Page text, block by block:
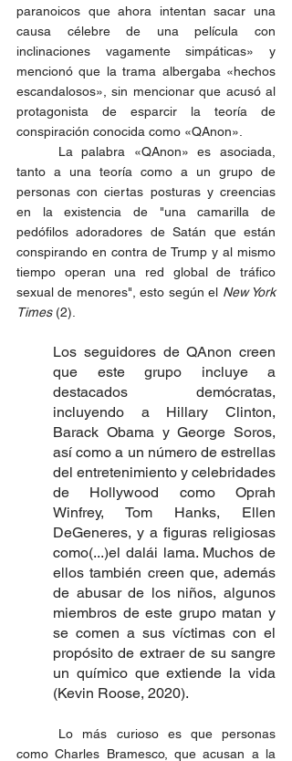
paranoicos que ahora intentan sacar una
causa célebre de una película con
inclinaciones vagamente simpáticas» y
mencionó que la trama albergaba «hechos
escandalosos», sin mencionar que acusó al
protagonista de esparcir la teoría de
conspiración conocida como «QAnon».
tanto a una teoría como a un grupo de
personas con ciertas posturas y creencias
en la existencia de "una camarilla de
pedófilos adoradores de Satán que están
conspirando en contra de Trump y al mismo
tiempo operan una red global de tráfico
sexual de menores", esto según el New York
Times (2).
Los seguidores de QAnon creen
que este grupo incluye a
destacados demócratas,
incluyendo a Hillary Clinton,
Barack Obama y George Soros,
así como a un número de estrellas
del entretenimiento y celebridades
de Hollywood como Oprah
Winfrey, Tom Hanks, Ellen
DeGeneres, y a figuras religiosas
como(...)el dalái lama. Muchos de
ellos también creen que, además
de abusar de los niños, algunos
miembros de este grupo matan y
se comen a sus víctimas con el
propósito de extraer de su sangre
un químico que extiende la vida
(Kevin Roose, 2020).
como Charles Bramesco, que acusan a la